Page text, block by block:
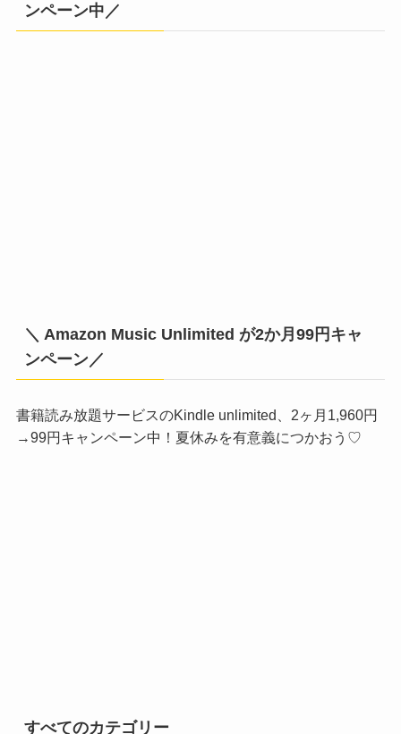
ンペーン中／
＼ Amazon Music Unlimited が2か月99円キャ
ンペーン／
書籍読み放題サービスのKindle unlimited、2ヶ月1,960円
→99円キャンペーン中！夏休みを有意義につかおう♡
すべてのカテゴリー